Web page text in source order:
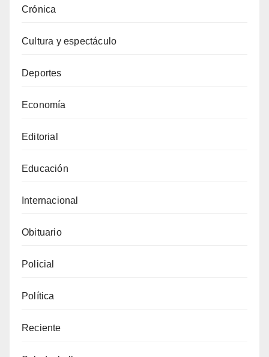
Crónica
Cultura y espectáculo
Deportes
Economía
Editorial
Educación
Internacional
Obituario
Policial
Política
Reciente